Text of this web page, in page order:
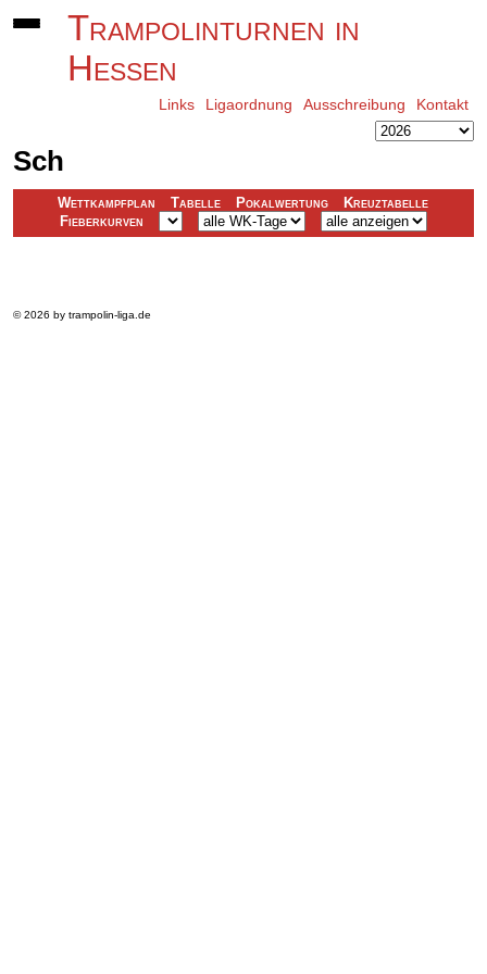
Trampolinturnen in
Hessen
Links Ligaordnung Ausschreibung Kontakt
Sch
Wettkampfplan Tabelle Pokalwertung
Kreuztabelle
Fieberkurven
© 2026 by trampolin-liga.de